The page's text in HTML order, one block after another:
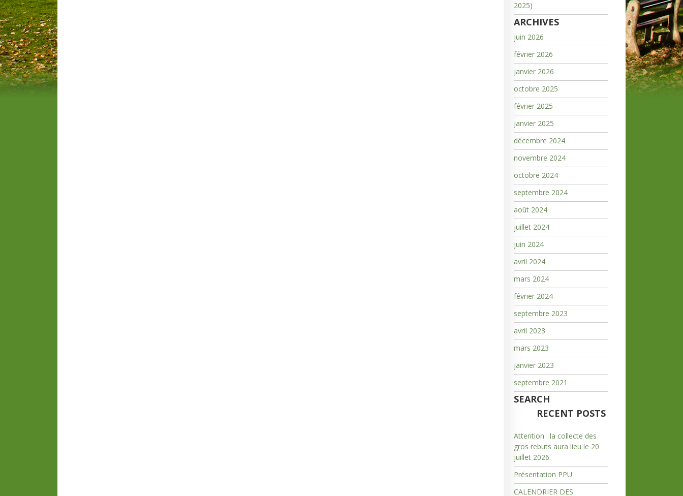
2025)
ARCHIVES
juin 2026
février 2026
janvier 2026
octobre 2025
février 2025
janvier 2025
décembre 2024
novembre 2024
octobre 2024
septembre 2024
août 2024
juillet 2024
juin 2024
avril 2024
mars 2024
février 2024
septembre 2023
avril 2023
mars 2023
janvier 2023
septembre 2021
SEARCH
RECENT POSTS
Attention : la collecte des
gros rebuts aura lieu le 20
juillet 2026.
Présentation PPU
CALENDRIER DES